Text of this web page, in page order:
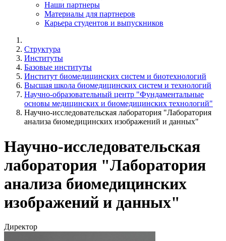
Наши партнеры
Материалы для партнеров
Карьера студентов и выпускников
Структура
Институты
Базовые институты
Институт биомедицинских систем и биотехнологий
Высшая школа биомедицинских систем и технологий
Научно-образовательный центр "Фундаментальные
основы медицинских и биомедицинских технологий"
Научно-исследовательская лаборатория "Лаборатория
анализа биомедицинских изображений и данных"
Научно-исследовательская
лаборатория "Лаборатория
анализа биомедицинских
изображений и данных"
Директор